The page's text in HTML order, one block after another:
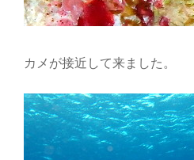
カメが接近して来ました。